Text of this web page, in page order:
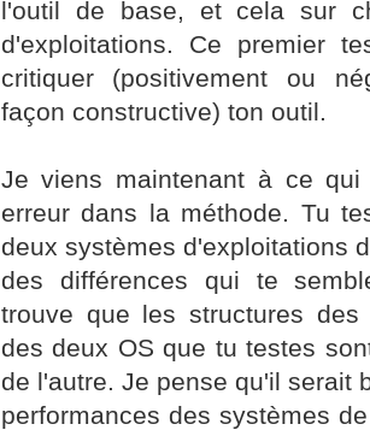
l'outil de base, et cela sur
d'exploitations. Ce premier
critiquer (positivement ou
façon constructive) ton outil.
Je viens maintenant à ce
erreur dans la méthode. Tu
deux systèmes d'exploitations
des différences qui te
trouve que les structures
des deux OS que tu testes
de l'autre. Je pense qu'il serait
performances des systèmes